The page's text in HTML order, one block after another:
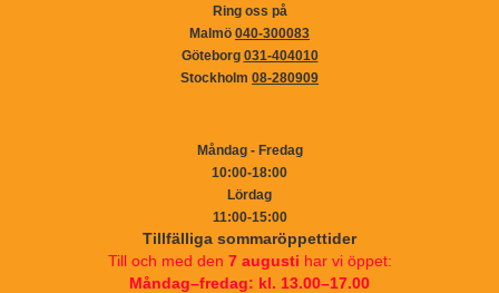
Ring oss på
Malmö 040-300083
Göteborg 031-404010
Stockholm 08-280909
Måndag - Fredag
10:00-18:00
Lördag
11:00-15:00
Tillfälliga sommaröppettider
Till och med den 7 augusti har vi öppet:
Måndag–fredag: kl. 13.00–17.00